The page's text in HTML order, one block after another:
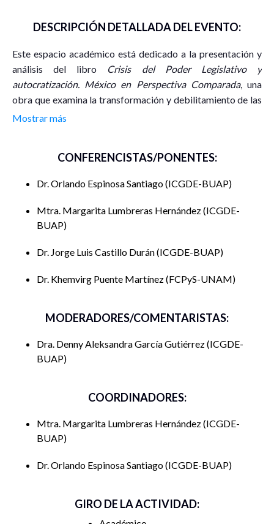
DESCRIPCIÓN DETALLADA DEL EVENTO:
Este espacio académico está dedicado a la presentación y
análisis del libro Crisis del Poder Legislativo y
autocratización. México en Perspectiva Comparada, una
obra que examina la transformación y debilitamiento de las
funciones legislativas en contextos donde avanzan procesos
mexicana con estudios comparados de otras latitudes, lo
autocratización y sus repercusiones en el equilibrio de
poderes.
Durante la presentación se dialogará sobre los principales
hallazgos de la obra, entre ellos la forma en que las
institucional, las implicaciones para la representación
democrática. La discusión contará con la participación de
especialistas, quienes aportarán miradas críticas y diversas.
De esta manera, la presentación busca abrir un espacio de
reflexión sobre los retos actuales del poder legislativo en
las dinámicas de autocratización.
Mostrar más
CONFERENCISTAS/PONENTES:
Dr. Orlando Espinosa Santiago ICGDE-BUAP
Mtra. Margarita Lumbreras Hernández ICGDE-
BUAP
Dr. Jorge Luis Castillo Durán ICGDE-BUAP
Dr. Khemvirg Puente Martínez FCPyS-UNAM
MODERADORES/COMENTARISTAS:
Dra. Denny Aleksandra García Gutiérrez ICGDE-
BUAP
COORDINADORES:
Mtra. Margarita Lumbreras Hernández ICGDE-
BUAP
Dr. Orlando Espinosa Santiago ICGDE-BUAP
GIRO DE LA ACTIVIDAD: